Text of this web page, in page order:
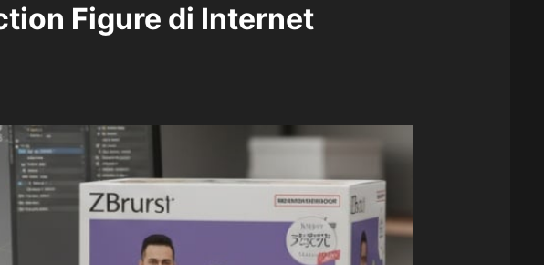
Figure di Internet